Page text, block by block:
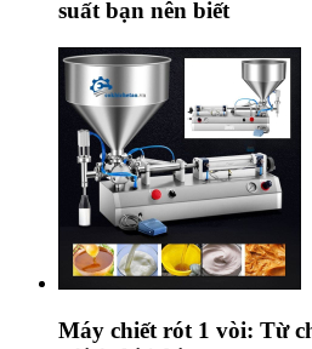
suất bạn nên biết
Máy chiết rót 1 vòi: Từ